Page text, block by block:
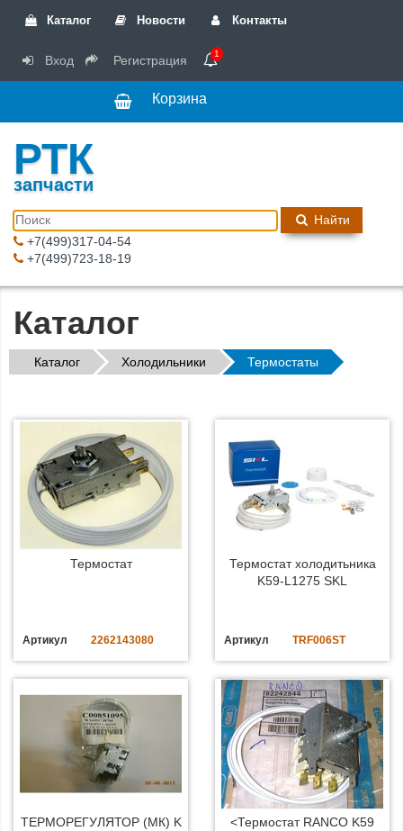
Каталог Новости Контакты
Вход Регистрация 1
Корзина
РТК
запчасти
Найти
+7(499)317-04-54
+7(499)723-18-19
Каталог
Каталог Холодильники Термостаты
Термостат
Артикул 2262143080
Термостат холодитьника
K59-L1275 SKL
Артикул TRF006ST
ТЕРМОРЕГУЛЯТОР (МК) K
<Термостат RANCO K59